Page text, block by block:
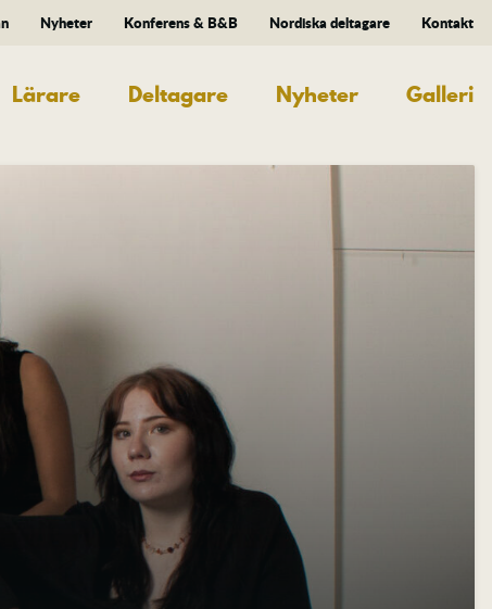
Nyheter Konferens & B&B Nordiska deltagare Kontakt
Lärare Deltagare Nyheter Galleri